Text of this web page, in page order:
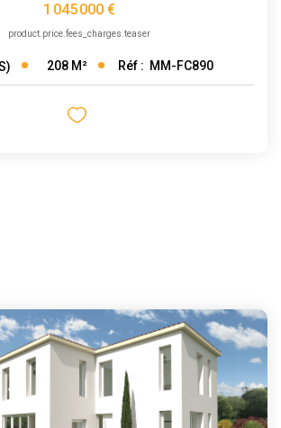
1 045 000 €
product.price.fees_charges.teaser
208 M² Réf : MM-FC890